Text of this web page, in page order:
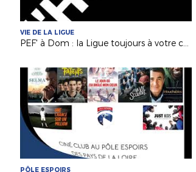
VIE DE LA LIGUE
PEF' à Dom : la Ligue toujours à votre contact !
PÔLE ESPOIRS